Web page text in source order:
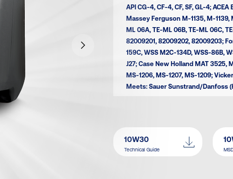
API CG-4, CF-4, CF, SF, GL-4;
Massey Ferguson M-1135, M-1139,
ML 06A, TE-ML 06B, TE-ML 06C,
82009201, 82009202, 82009203;
159C, WSS M2C-134D, WSS-86B,
J27; Case New Holland MAT 3525,
MS-1206, MS-1207, MS-1209;
Meets: Sauer Sunstrand/Danfoss
10W30
Technical Guide